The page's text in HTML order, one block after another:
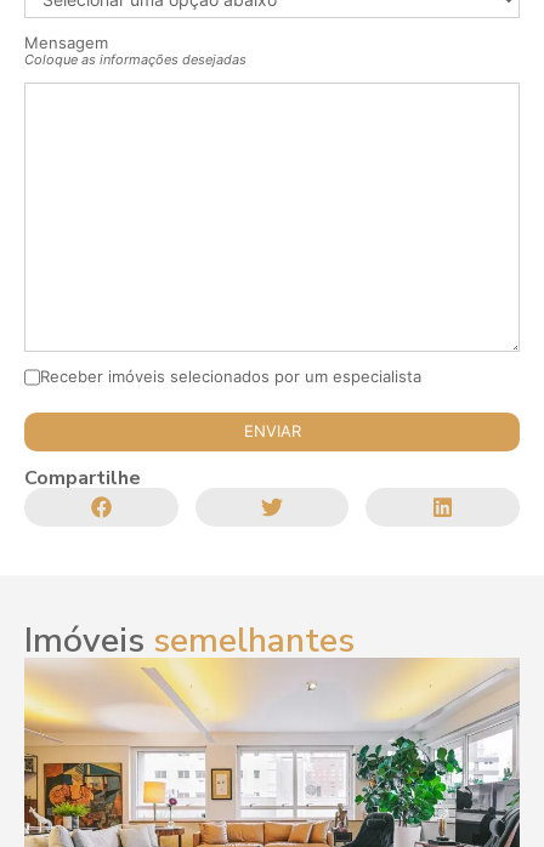
Mensagem
Coloque as informações desejadas
Receber imóveis selecionados por um especialista
Compartilhe
Imóveis semelhantes